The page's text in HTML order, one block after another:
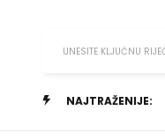
UNESITE KLJUČNU
NAJTRAŽENIJE: